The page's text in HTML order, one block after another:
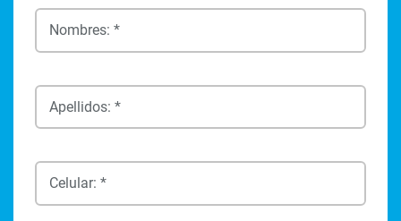
Nombres: *
Apellidos: *
Celular: *